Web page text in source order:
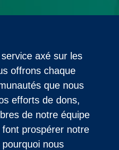
service axé sur les
offrons chaque
que nous
efforts de dons,
de notre équipe
prospérer notre
pourquoi nous